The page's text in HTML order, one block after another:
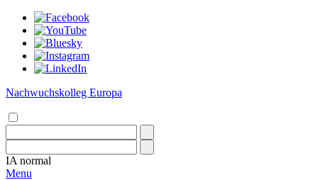
Nachwuchskolleg Europa
IA normal
Menu